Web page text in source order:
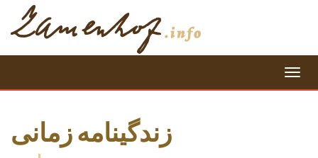
=
زندگینامه زمانی